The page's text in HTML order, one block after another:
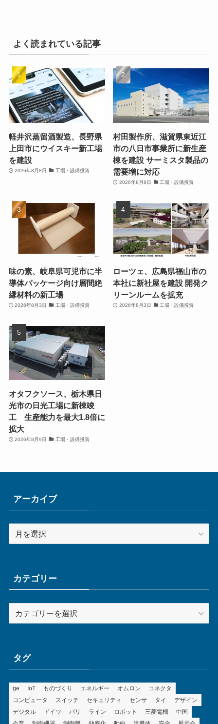
よく読まれている記事
軽井沢蒸留酒製造、長野県
上田市にウイスキー新工場
を建設
2026年8月8日 工場・設備投資
村田製作所、滋賀県東近江
市の八日市事業所に新生産
棟を建設 サーミスタ製品の
需要増に対応
2026年8月8日 工場・設備投資
味の素、岐阜県可児市に半
導体パッケージ向け層間絶
縁材料の新工場
2026年8月3日 工場・設備投資
ローツェ、広島県福山市の
本社に新社屋を建設 開発ク
リーンルームを拡充
2026年8月3日 工場・設備投資
オタフクソース、栃木県日
光市の日光工場に新棟竣
工 生産能力を最大1.8倍に
拡大
2026年8月9日 工場・設備投資
アーカイブ
ー
ブカテゴリー
テ
ータグ
ge IoT ものづくり エネルギー オムロン
コネクタ
コンピュータ
スイッチ セキュリティ センサ タイ
デザイン
デジタル
ドイツ バリ ライン ロボット 三菱電機
中国